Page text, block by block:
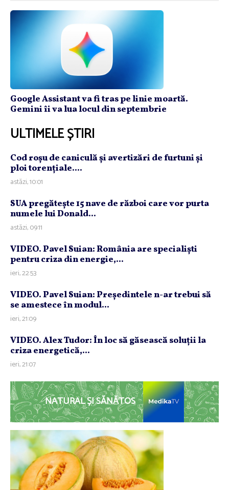
Google Assistant va fi tras pe linie moartă.
Gemini îi va lua locul din septembrie
ULTIMELE ȘTIRI
Cod roşu de caniculă şi avertizări de furtuni şi
ploi torenţiale....
astăzi, 10:01
SUA pregăteşte 15 nave de război care vor purta
numele lui Donald...
astăzi, 09:11
VIDEO. Pavel Suian: România are specialişti
pentru criza din energie,...
ieri, 22:53
VIDEO. Pavel Suian: Preşedintele n-ar trebui să
se amestece în modul...
ieri, 21:09
VIDEO. Alex Tudor: În loc să găsească soluţii la
criza energetică,...
ieri, 21:07
NATURAL ȘI SĂNĂTOS